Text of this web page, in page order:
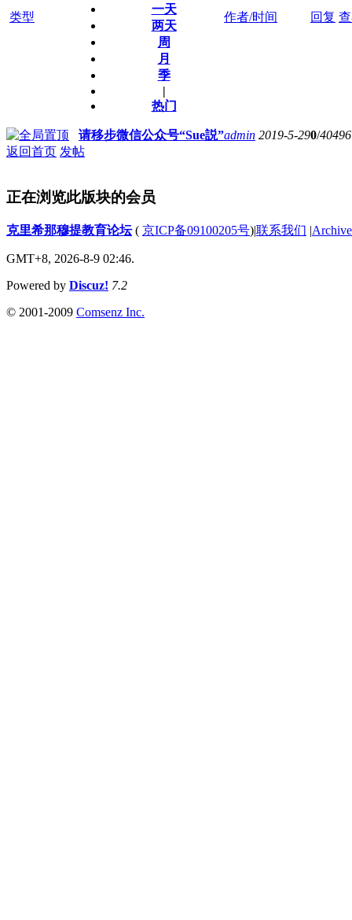
类型
一天
两天
周
月
季
|
热门
作者/时间 回复
请移步微信公众号“Sue説”admin 2019-5-290/40496
返回首页 发帖
正在浏览此版块的会员
克里希那穆提教育论坛( 京ICP备09100205号)|联系我们 |
GMT+8, 2026-8-9 02:46.
Powered by Discuz! 7.2
© 2001-2009 Comsenz Inc.